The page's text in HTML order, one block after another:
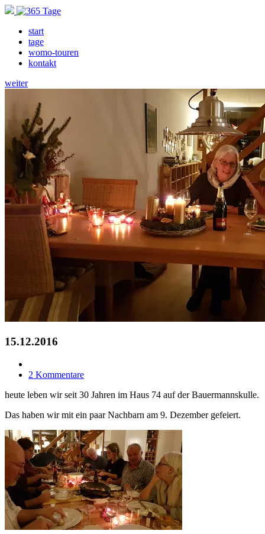
start
tage
womo-touren
kontakt
weiter
15.12.2016
2 Kommentare
heute leben wir seit 30 Jahren im Haus 74 auf der Bauermannskulle.
Das haben wir mit ein paar Nachbarn am 9. Dezember gefeiert.